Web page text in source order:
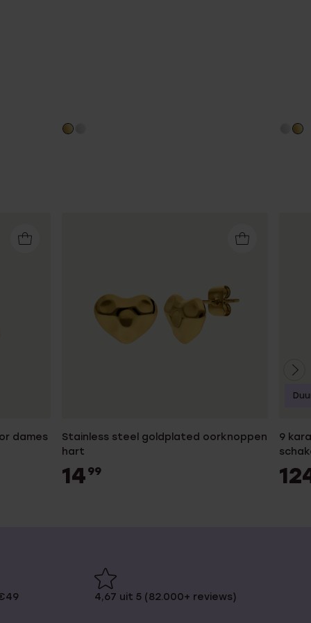
dames
Stainless steel goldplated oorknoppen
hart
14 99
9
4,67 uit 5 (82.000+ reviews)